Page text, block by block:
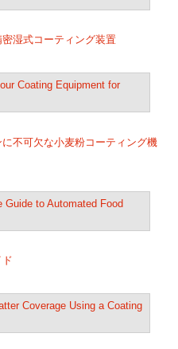
湿式コーティング装置
不可欠な小麦粉コーティング機